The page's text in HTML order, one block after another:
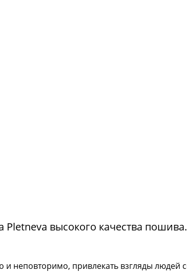
высокого качества пошива.
и неповторимо, привлекать взгляды